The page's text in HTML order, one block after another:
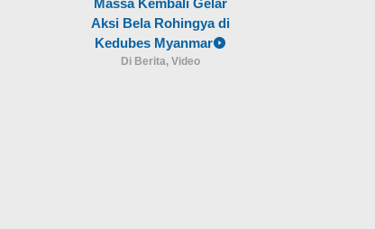
Aksi Bela Rohingya di
Kedubes Myanmar
Di Berita, Video